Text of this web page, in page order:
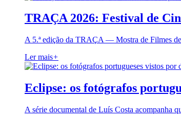
TRAÇA 2026: Festival de
A 5.ª edição da TRAÇA — Mostra de Filmes
Ler mais+
Eclipse: os fotógrafos
A série documental de Luís Costa acompanha